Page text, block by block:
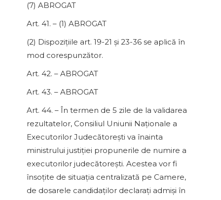
(7) ABROGAT
Art. 41. – (1) ABROGAT
(2) Dispoziţiile art. 19-21 şi 23-36 se aplică în
mod corespunzător.
Art. 42. – ABROGAT
Art. 43. – ABROGAT
Art. 44. – În termen de 5 zile de la validarea
rezultatelor, Consiliul Uniunii Naţionale a
Executorilor Judecătoreşti va înainta
ministrului justiţiei propunerile de numire a
executorilor judecătoreşti. Acestea vor fi
însoţite de situaţia centralizată pe Camere,
de dosarele candidaţilor declaraţi admişi în